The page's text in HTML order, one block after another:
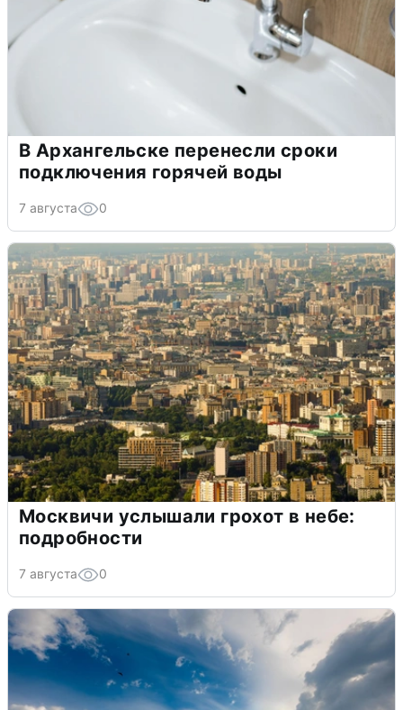
В Архангельске перенесли сроки
подключения горячей воды
7 августа 0
Москвичи услышали грохот в небе:
подробности
7 августа 0